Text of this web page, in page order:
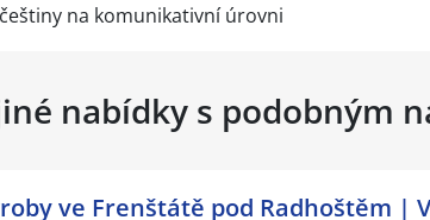
na komunikativní úrovni
nabídky s podobným
ve Frenštátě pod Radhoštěm |